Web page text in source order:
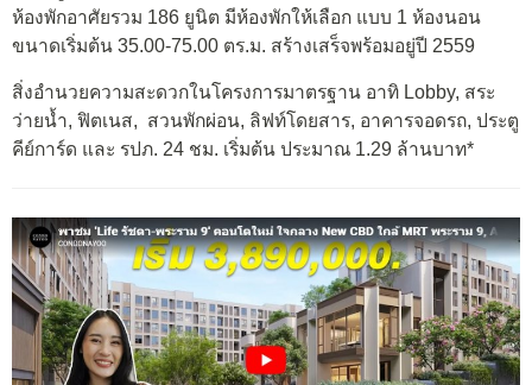
ห้องพักอาศัยรวม 186 ยูนิต มีห้องพักให้เลือก แบบ 1 ห้องนอน
ขนาดเริ่มต้น 35.00-75.00 ตร.ม. สร้างเสร็จพร้อมอยู่ปี 2559
สิ่งอำนวยความสะดวกในโครงการมาตรฐาน อาทิ Lobby, สระ
ว่ายน้ำ, ฟิตเนส, สวนพักผ่อน, ลิฟท์โดยสาร, อาคารจอดรถ, ประตู
คีย์การ์ด และ รปภ. 24 ชม. เริ่มต้น ประมาณ 1.29 ล้านบาท*